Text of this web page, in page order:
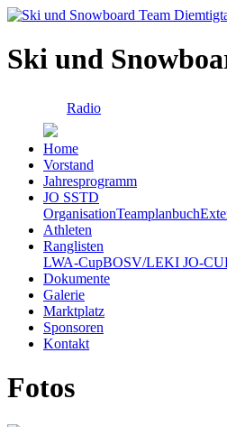
Ski und
Radio
Home
Vorstand
Jahresprogramm
JO SSTD
OrganisationTeamplanbuch
Athleten
Ranglisten
LWA-CupBOSV/LEKI JO-
Dokumente
Galerie
Marktplatz
Sponsoren
Kontakt
Fotos